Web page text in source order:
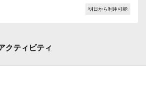
明日から利用可能
クティビティ